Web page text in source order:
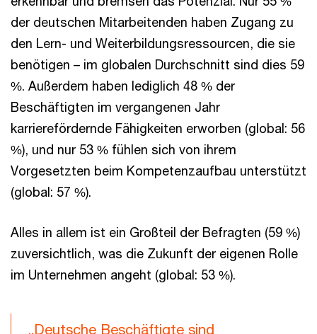
der deutschen Mitarbeitenden haben Zugang zu
den Lern- und Weiterbildungsressourcen, die sie
benötigen – im globalen Durchschnitt sind dies 59
%. Außerdem haben lediglich 48 % der
Beschäftigten im vergangenen Jahr
karrierefördernde Fähigkeiten erworben (global: 56
%), und nur 53 % fühlen sich von ihrem
Vorgesetzten beim Kompetenzaufbau unterstützt
(global: 57 %).
Alles in allem ist ein Großteil der Befragten (59 %)
zuversichtlich, was die Zukunft der eigenen Rolle
im Unternehmen angeht (global: 53 %).
„Deutsche Beschäftigte sind